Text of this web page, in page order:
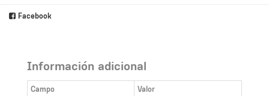
Facebook
Información adicional
Campo
Valor